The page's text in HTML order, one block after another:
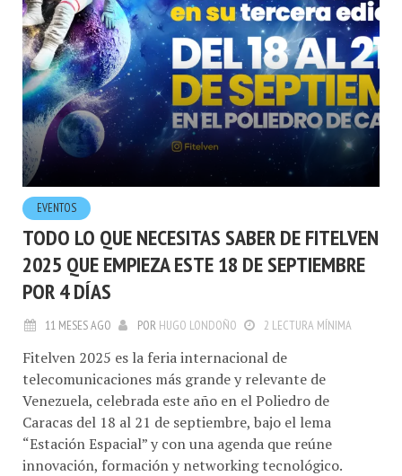
EVENTOS
TODO LO QUE NECESITAS SABER DE FITELVEN
2025 QUE EMPIEZA ESTE 18 DE SEPTIEMBRE
POR 4 DÍAS
11 MESES AGO POR HUGO LONDOÑO 2 LECTURA MÍNIMA
Fitelven 2025 es la feria internacional de
telecomunicaciones más grande y relevante de
Venezuela, celebrada este año en el Poliedro de
Caracas del 18 al 21 de septiembre, bajo el lema
“Estación Espacial” y con una agenda que reúne
innovación, formación y networking tecnológico.